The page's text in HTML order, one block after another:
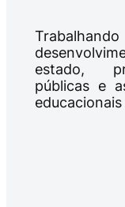
estado,
públicas e